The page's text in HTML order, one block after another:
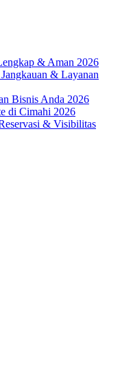
& Aman 2026
& Layanan
Bisnis Anda 2026
di Cimahi 2026
& Visibilitas